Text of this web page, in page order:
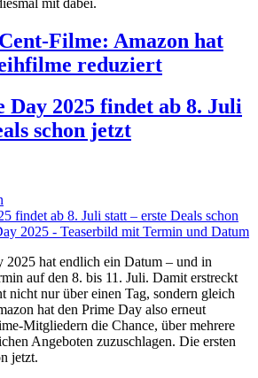
mit dabei.
Filme: Amazon hat
reduziert
Day 2025 findet ab 8. Juli
schon jetzt
findet ab 8. Juli statt – erste Deals schon
2025 hat endlich ein Datum – und in
auf den 8. bis 11. Juli. Damit erstreckt
nicht nur über einen Tag, sondern gleich
hat den Prime Day also erneut
Mitgliedern die Chance, über mehrere
Angeboten zuzuschlagen. Die ersten
jetzt.